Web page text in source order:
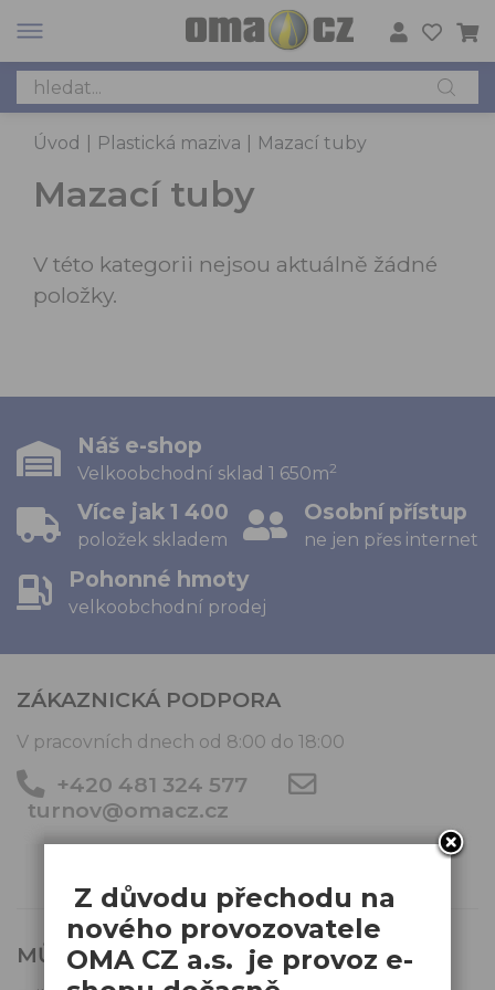
Úvod Plastická maziva Mazací tuby
Mazací tuby
V této kategorii nejsou aktuálně žádné
položky.
Náš e-shop
Velkoobchodní sklad 1 650m2
Více jak 1 400
položek skladem
Osobní přístup
ne jen přes internet
Pohonné hmoty
velkoobchodní prodej
ZÁKAZNICKÁ PODPORA
V pracovních dnech od 8:00 do 18:00
+420 481 324 577
turnov@omacz.cz
MŮJ ÚČET
Z důvodu přechodu na
nového provozovatele
OMA CZ a.s. je provoz e-